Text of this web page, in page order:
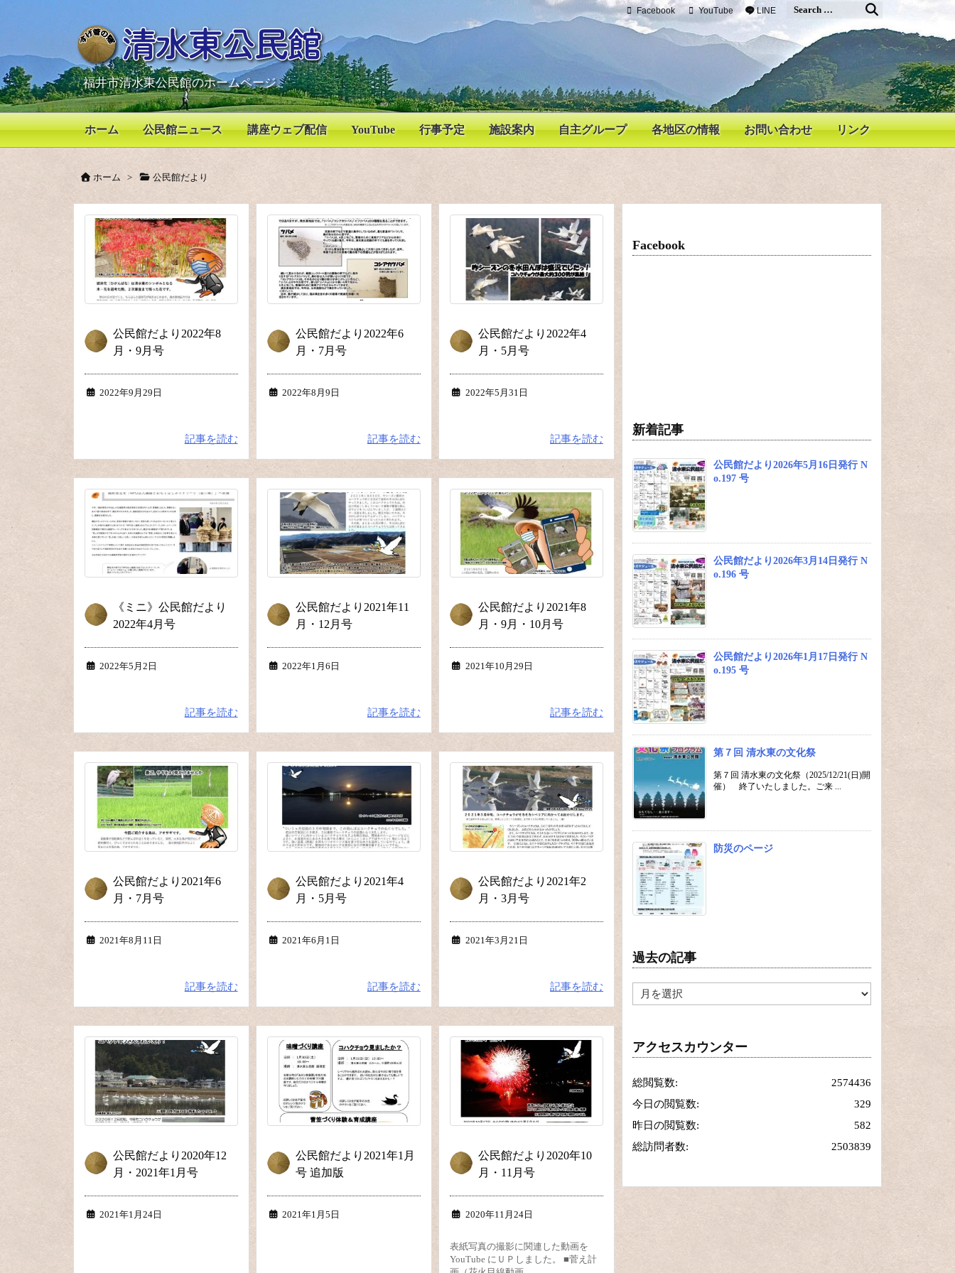
福井市清水東公民館のホームページ
ホーム 公民館ニュース 講座ウェブ配信 YouTube 行事予定 施設案内 自主グループ 各地区の情報 お問い合わせ リンク
Facebook YouTube LINE
ホーム > 公民館だより
公民館だより2022年8
月・9月号
2022年9月29日
記事を読む
公民館だより2022年6
月・7月号
2022年8月9日
記事を読む
公民館だより2022年4
月・5月号
2022年5月31日
記事を読む
《ミニ》公民館だより
2022年4月号
2022年5月2日
記事を読む
公民館だより2021年11
月・12月号
2022年1月6日
記事を読む
公民館だより2021年8
月・9月・10月号
2021年10月29日
記事を読む
公民館だより2021年6
月・7月号
2021年8月11日
記事を読む
公民館だより2021年4
月・5月号
2021年6月1日
記事を読む
公民館だより2021年2
月・3月号
2021年3月21日
記事を読む
公民館だより2020年12
月・2021年1月号
2021年1月24日
公民館だより2021年1月
号 追加版
2021年1月5日
公民館だより2020年10
月・11月号
2020年11月24日
表紙写真の撮影に関連した動画を
YouTube にＵＰしました。 ■菅え計
Facebook
新着記事
公民館だより2026年5月16日発行 N
o.197 号
公民館だより2026年3月14日発行 N
o.196 号
公民館だより2026年1月17日発行 N
o.195 号
第７回 清水東の文化祭
第７回 清水東の文化祭（2025/12/21(日)開
催） 終了いたしました。ご来 ...
防災のページ
過去の記事
去
事
アクセスカウンター
2574436
総閲覧数:
329
今日の閲覧数:
582
昨日の閲覧数:
2503839
総訪問者数: